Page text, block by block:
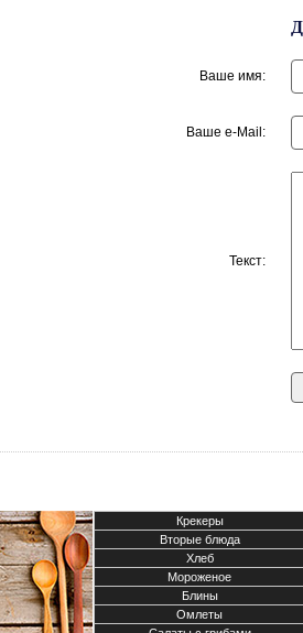
Ваше имя:
Ваше e-Mail:
Текст:
Крекеры
Вторые блюда
Хлеб
Мороженое
Блины
Омлеты